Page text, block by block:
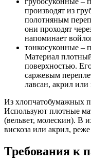
производят из
полотняным
они проходят
напоминает
тонкосуконные –
Материал
поверхностью.
саржевым
лавсан, акрил или
Из хлопчатобумажных
Используют плотные
(вельвет, молескин). В
вискоза или акрил,
Требования к